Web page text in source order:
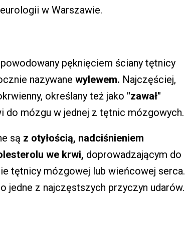
w Warszawie.
pęknięciem ściany tętnicy
nazywane wylewem. Najczęściej,
określany też jako "zawał"
do mózgu w jednej z tętnic mózgowych.
są z otyłością, nadciśnieniem
we krwi, doprowadzającym do
tętnicy mózgowej lub wieńcowej serca.
jedne z najczęstszych przyczyn udarów.